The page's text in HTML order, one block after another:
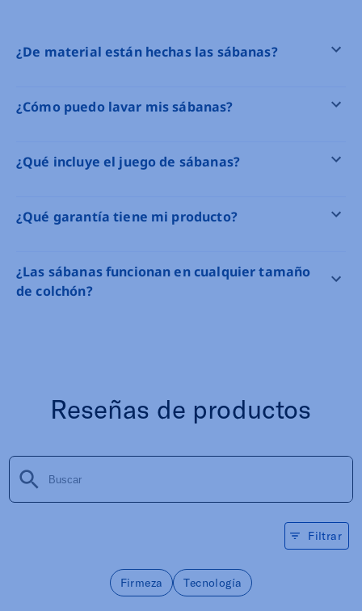
¿De material están hechas las sábanas?
¿Cómo puedo lavar mis sábanas?
¿Qué incluye el juego de sábanas?
¿Qué garantía tiene mi producto?
¿Las sábanas funcionan en cualquier tamaño
de colchón?
Reseñas de productos
Filtrar
Firmeza Tecnología